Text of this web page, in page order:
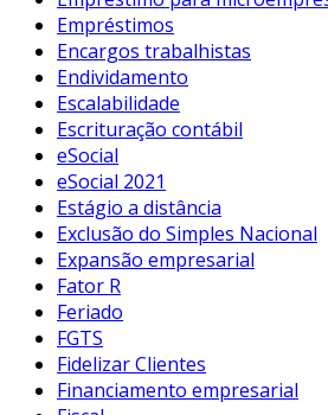
Empréstimos
Encargos trabalhistas
Endividamento
Escalabilidade
Escrituração contábil
eSocial
eSocial 2021
Estágio a distância
Exclusão do Simples Nacional
Expansão empresarial
Fator R
Feriado
FGTS
Fidelizar Clientes
Financiamento empresarial